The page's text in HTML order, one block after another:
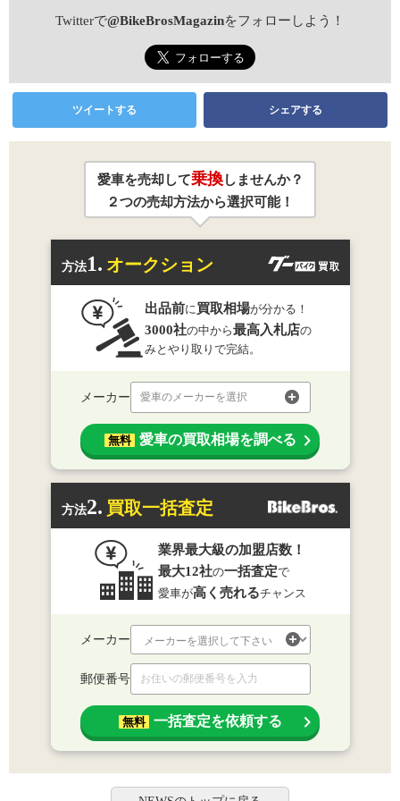
Twitterで@BikeBrosMagazinをフォローしよう！
ツイートする シェアする
愛車を売却して乗換しませんか？
２つの売却方法から選択可能！
方法1. オークション
出品前に買取相場が分かる！
3000社の中から最高入札店の
みとやり取りで完結。
メーカー 愛車のメーカーを選択
無料 愛車の買取相場を調べる
方法2. 買取一括査定
業界最大級の加盟店数！
最大12社の一括査定で
愛車が高く売れるチャンス
メーカー
郵便番号
無料 一括査定を依頼する